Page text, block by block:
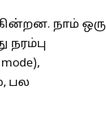
நாம் ஒரு
பல